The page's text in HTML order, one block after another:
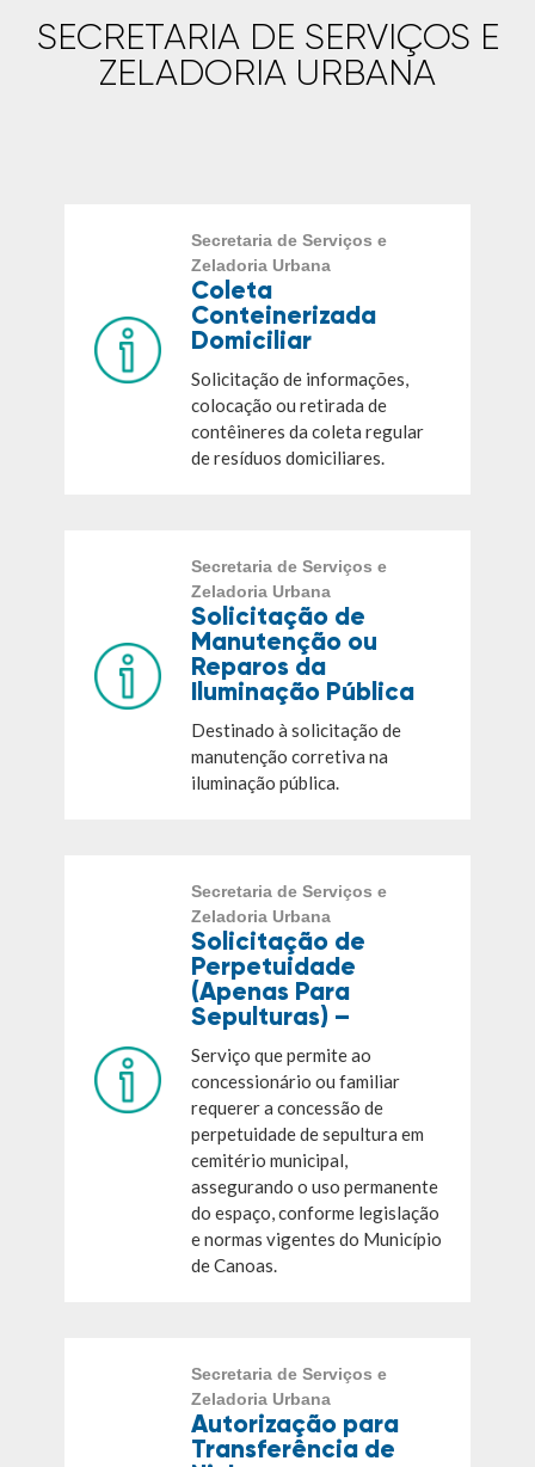
SECRETARIA DE SERVIÇOS E
ZELADORIA URBANA
Secretaria de Serviços e
Zeladoria Urbana
Coleta
Conteinerizada
Domiciliar
Solicitação de informações,
colocação ou retirada de
contêineres da coleta regular
de resíduos domiciliares.
Secretaria de Serviços e
Zeladoria Urbana
Solicitação de
Manutenção ou
Reparos da
Iluminação Pública
Destinado à solicitação de
manutenção corretiva na
iluminação pública.
Secretaria de Serviços e
Zeladoria Urbana
Solicitação de
Perpetuidade
(Apenas Para
Sepulturas) –
Serviço que permite ao
concessionário ou familiar
requerer a concessão de
perpetuidade de sepultura em
cemitério municipal,
assegurando o uso permanente
do espaço, conforme legislação
e normas vigentes do Município
de Canoas.
Secretaria de Serviços e
Zeladoria Urbana
Autorização para
Transferência de